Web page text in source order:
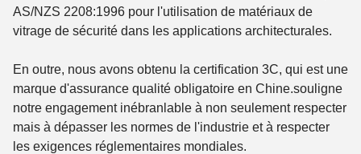
AS/NZS 2208:1996 pour l'utilisation de matériaux de
vitrage de sécurité dans les applications architecturales.
En outre, nous avons obtenu la certification 3C, qui est une
marque d'assurance qualité obligatoire en Chine.souligne
notre engagement inébranlable à non seulement respecter
mais à dépasser les normes de l'industrie et à respecter
les exigences réglementaires mondiales.